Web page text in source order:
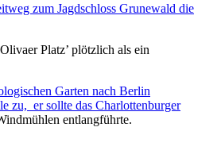
zum Jagdschloss Grunewald die
Platz’ plötzlich als ein
Garten nach Berlin
zu, er sollte das Charlottenburger
entlangführte.